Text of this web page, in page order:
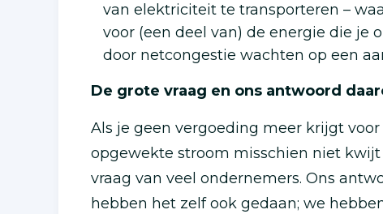
van elektriciteit te transporteren –
voor (een deel van) de energie die je
door netcongestie wachten op een
De grote vraag en ons antwoord
Als je geen vergoeding meer krijgt
opgewekte stroom misschien niet
vraag van veel ondernemers. Ons
hebben het zelf ook gedaan; we